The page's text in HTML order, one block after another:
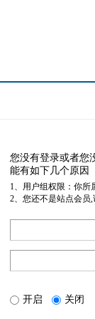
您没有登录或者您
能有如下几个原因
1、用户组权限：你所
2、您还不是站点会员
开启 关闭